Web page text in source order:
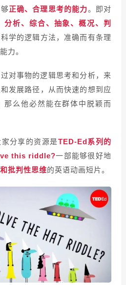
正确、合理思考的能力。即对
分析、综合、抽象、概况、判
学的逻辑方法，准确而有条理
力。
对事物的逻辑思考和分析，来
发展路径，从而快速的想到应
那么他必然能在群体中脱颖而
分享的资源是TED-Ed系列的
this riddle?一部能够很好地
批判性思维的英语动画短片。